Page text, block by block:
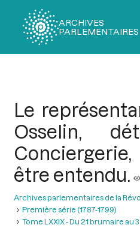
ARCHIVES
PARLEMENTAIRES
Le
Osselin,
être entendu.
Archives parlementaires de la
Première série (1787-1799)
Tome LXXIX - Du 21 brumaire au